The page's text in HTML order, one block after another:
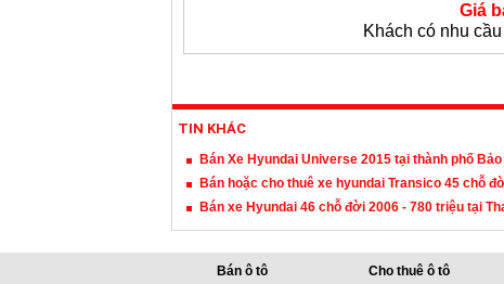
Giá
Khách có nhu
TIN KHÁC
Bán Xe Hyundai Universe 2015 tại thành phố
Bán hoặc cho thuê xe hyundai Transico 45 chỗ
Bán xe Hyundai 46 chỗ đời 2006 - 780 triệu tại
Bán ô tô
Cho thuê ô tô